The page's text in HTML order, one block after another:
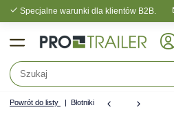
Specjalne warunki dla klientów B2B.
Powrót do listy Błotniki